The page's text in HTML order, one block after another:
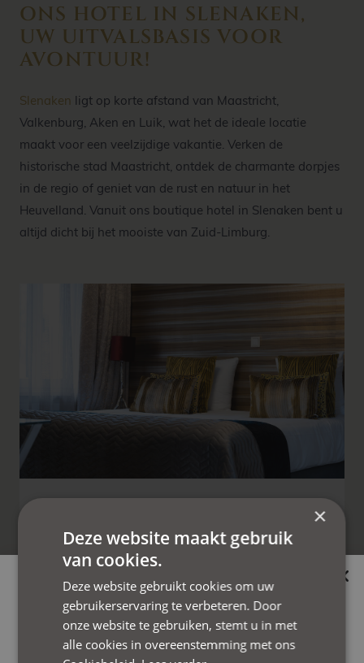
ONS HOTEL IN SLENAKEN,
UW UITVALSBASIS VOOR
AVONTUUR!
Slenaken
ligt op korte afstand van Maastricht,
Valkenburg, Aken en Luik, wat het de ideale locatie
maakt voor een veelzijdige vakantie. Verken de
historische stad Maastricht, ontdek de charmante dorpjes
in de regio of geniet van de rust en natuur in het
Heuvelland. Vanuit ons boutique hotel in Slenaken bent u
altijd dicht bij het mooiste van Zuid-Limburg.
Slenaker Vallei beschikt over 20 hotelkamers,
van een Cosy forest kamer tot Lovely Cool Wow
Junior Suites, allen voorzien van een zeer
comfortabele inrichting.
OPENINGSTIJDEN 2026
In 2026 zijn wij alle maandagen gesloten. Dit geldt
niet voor feestdagen zoals de 2
de
Pinksterdag.
×
Deze website maakt gebruik
van cookies.
Deze website gebruikt cookies om uw
gebruikerservaring te verbeteren. Door
onze website te gebruiken, stemt u in met
alle cookies in overeenstemming met ons